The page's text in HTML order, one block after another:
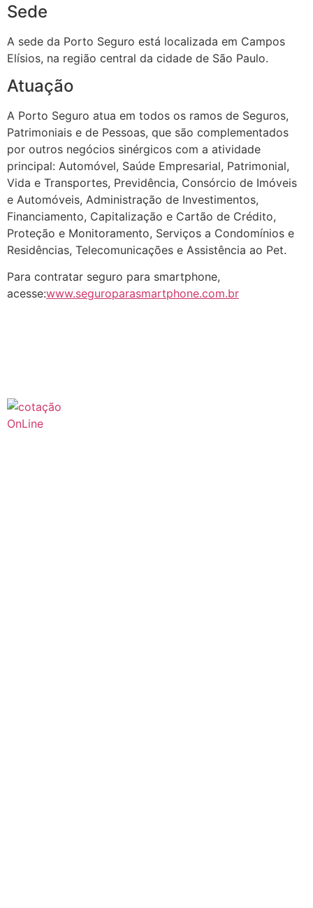
Sede
A sede da Porto Seguro está localizada em Campos
Elísios, na região central da cidade de São Paulo.
Atuação
A Porto Seguro atua em todos os ramos de Seguros,
Patrimoniais e de Pessoas, que são complementados
por outros negócios sinérgicos com a atividade
principal: Automóvel, Saúde Empresarial, Patrimonial,
Vida e Transportes, Previdência, Consórcio de Imóveis
e Automóveis, Administração de Investimentos,
Financiamento, Capitalização e Cartão de Crédito,
Proteção e Monitoramento, Serviços a Condomínios e
Residências, Telecomunicações e Assistência ao Pet.
Para contratar seguro para smartphone,
acesse:www.seguroparasmartphone.com.br